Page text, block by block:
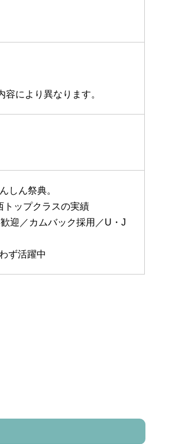
により異なります。
しん祭典。
トップクラスの実績
迎／カムバック採用／U・J
ず活躍中